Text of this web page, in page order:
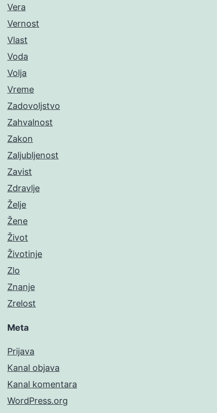
Vera
Vernost
Vlast
Voda
Volja
Vreme
Zadovoljstvo
Zahvalnost
Zakon
Zaljubljenost
Zavist
Zdravlje
Želje
Žene
Život
Životinje
Zlo
Znanje
Zrelost
Meta
Prijava
Kanal objava
Kanal komentara
WordPress.org